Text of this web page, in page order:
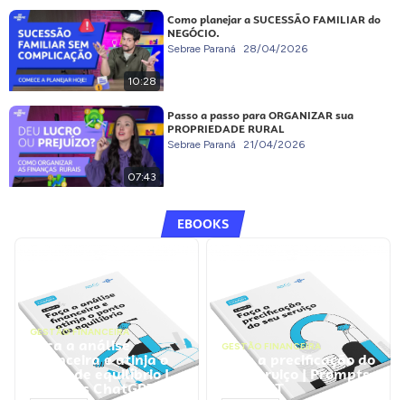
10:28
Como planejar a SUCESSÃO FAMILIAR do
NEGÓCIO.
Sebrae Paraná 28/04/2026
07:43
Passo a passo para ORGANIZAR sua
PROPRIEDADE RURAL
Sebrae Paraná 21/04/2026
EBOOKS
GESTÃO FINANCEIRA
Faça a análise
financeira e atinja o
ponto de equilíbrio |
Prompts ChatGPT
GESTÃO FINANCEIRA
Faça a precificação do
seu serviço | Prompts
ChatGPT